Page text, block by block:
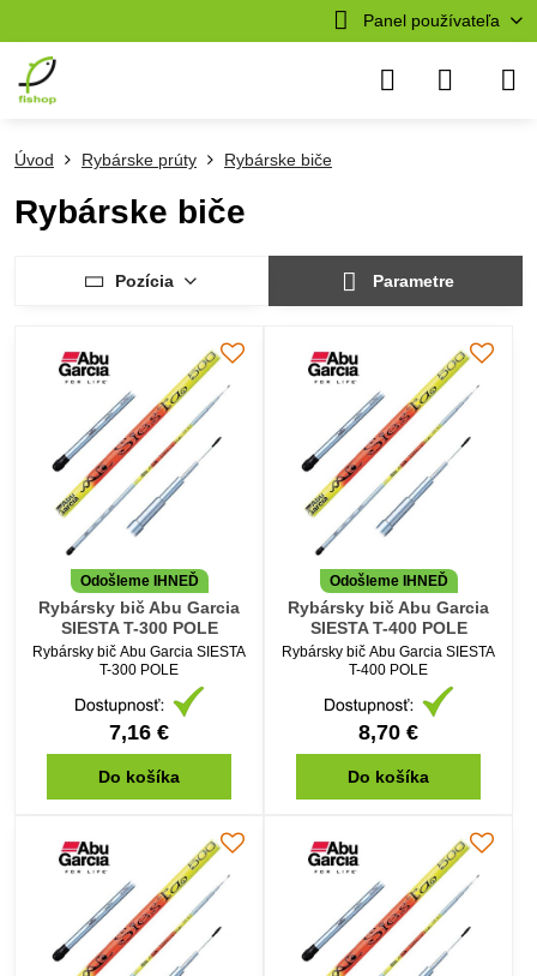
Panel používateľa
Úvod Rybárske prúty Rybárske biče
Rybárske biče
Pozícia Parametre
Odošleme IHNEĎ
Rybársky bič Abu Garcia
SIESTA T-300 POLE
Rybársky bič Abu Garcia SIESTA
T-300 POLE
7,16 €
Do košíka
Odošleme IHNEĎ
Rybársky bič Abu Garcia
SIESTA T-400 POLE
Rybársky bič Abu Garcia SIESTA
T-400 POLE
8,70 €
Do košíka